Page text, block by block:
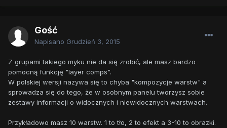
Gość
Napisano Grudzień 3, 2015
Z grupami takiego myku nie da się zrobić, ale masz bardzo
pomocną funkcję "layer comps".
W polskiej wersji nazywa się to chyba "kompozycje warstw" a
sprowadza się do tego, że w osobnym panelu tworzysz sobie
zestawy informacji o widocznych i niewidocznych warstwach.
Przykładowo masz 10 warstw. 1 to tło, 2 to efekt a 3-10 to obrazki.